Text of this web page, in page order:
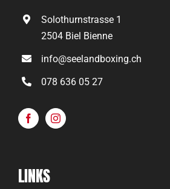
Solothurnstrasse 1
2504 Biel Bienne
info@seelandboxing.ch
078 636 05 27
LINKS